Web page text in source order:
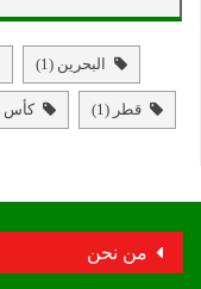
البحرين (1)
قطر (1) كأس
من نحن